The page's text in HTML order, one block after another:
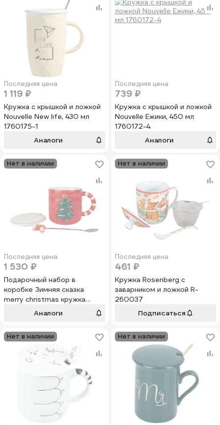
Последняя цена
1 119 ₽
Кружка с крышкой и ложкой
Nouvelle New life, 430 мл
1760175-1
Аналоги
Последняя цена
739 ₽
Кружка с крышкой и ложкой
Nouvelle Ежики, 450 мл
1760172-4
Аналоги
Нет в наличии
Последняя цена
1 530 ₽
Подарочный набор в
коробке Зимняя сказка
merry christmas кружка
380мл, крышка, ложка,
Аналоги
Нет в наличии
Последняя цена
461 ₽
Кружка Rosenberg с
заварником и ложкой R-
260037
Подписаться
Нет в наличии Нет в наличии